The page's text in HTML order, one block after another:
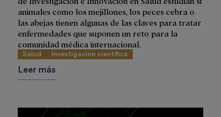
animales como los mejillones, los peces cebra o
las abejas tienen algunas de las claves para tratar
enfermedades que suponen un reto para la
comunidad médica internacional.
Salud Investigacion cientifica
Leer más